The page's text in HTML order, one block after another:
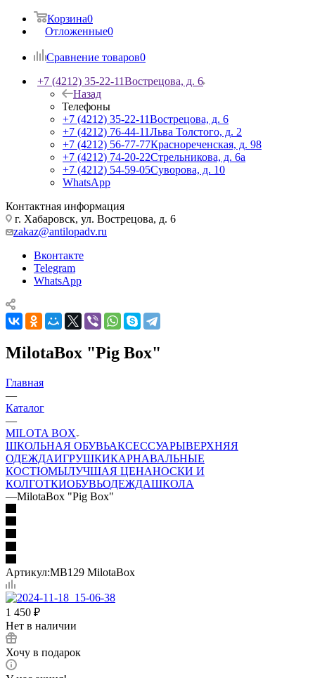
Корзина0
Отложенные0
Сравнение товаров0
+7 (4212) 35-22-11Вострецова, д. 6
Назад
Телефоны
+7 (4212) 35-22-11Вострецова, д. 6
+7 (4212) 76-44-11Льва Толстого, д. 2
+7 (4212) 56-77-77Краснореченская, д. 98
+7 (4212) 74-20-22Стрельникова, д. 6а
+7 (4212) 54-59-05Суворова, д. 10
WhatsApp
Контактная информация
г. Хабаровск, ул. Вострецова, д. 6
zakaz@antilopadv.ru
Вконтакте
Telegram
WhatsApp
MilotaBox "Pig Box"
Главная
—
Каталог
—
MILOTA BOX
ШКОЛЬНАЯ ОБУВЬАКСЕССУАРЫВЕРХНЯЯ
ОДЕЖДАИГРУШКИКАРНАВАЛЬНЫЕ
КОСТЮМЫЛУЧШАЯ ЦЕНАНОСКИ И
КОЛГОТКИОБУВЬОДЕЖДАШКОЛА
—MilotaBox "Pig Box"
Артикул:MB129 MilotaBox
1 450 ₽
Нет в наличии
Хочу в подарок